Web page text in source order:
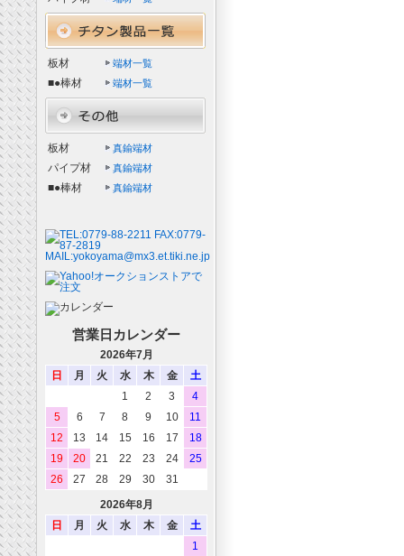
板材 端材一覧
■●棒材 端材一覧
板材 真鍮端材
パイプ材 真鍮端材
■●棒材 真鍮端材
営業日カレンダー
2026年7月
日
月 火 水 木 金
土
1
2 3
4
5
6 7 8 9 10
11
12
13 14 15 16 17
18
19
20 21 22 23 24
25
26
27 28 29 30
31
2026年8月
日
月 火 水 木 金
土
1